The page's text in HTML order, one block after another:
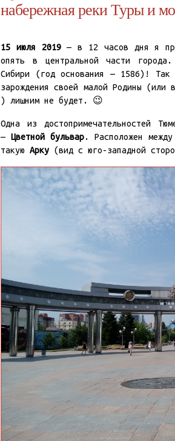
набережная реки Туры и
15 июля 2019— в 12 часов дня я
опять в центральной части
Сибири (год основания — 1586)!
зарождения своей малой Родины
) лишним не будет. 😉
Одна из достопримечательностей
— Цветной бульвар. Расположен
такую Арку (вид с юго-западной